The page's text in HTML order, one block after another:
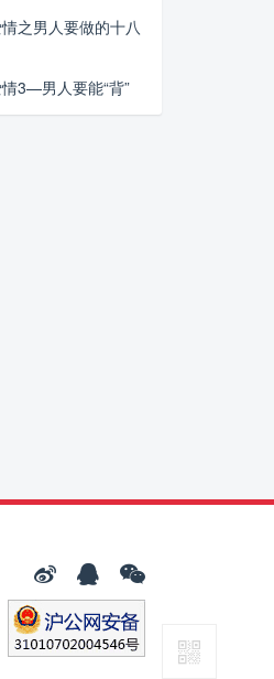
之男人要做的十八
3—男人要能“背”